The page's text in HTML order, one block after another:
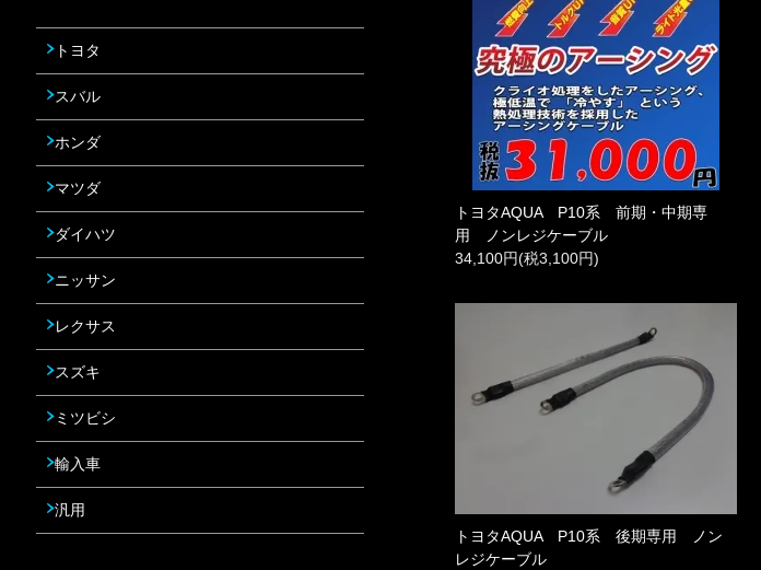
トヨタAQUA P10系 前期・中期専
用 ノンレジケーブル
34,100円(税3,100円)
トヨタAQUA P10系 後期専用 ノン
レジケーブル
トヨタ
スバル
ホンダ
マツダ
ダイハツ
ニッサン
レクサス
スズキ
ミツビシ
輸入車
汎用